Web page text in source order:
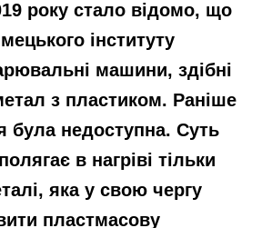
року стало відомо, що
інституту
машини, здібні
з пластиком. Раніше
була недоступна. Суть
в нагріві тільки
яка у свою чергу
пластмасову